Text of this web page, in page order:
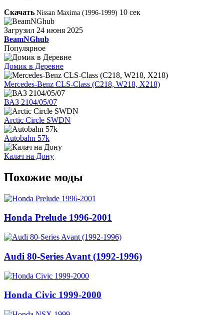
Скачать Nissan Maxima (1996-1999) 10 сек
Загрузил 24 июня 2025
BeamNGhub
Популярное
Домик в Деревне
Mercedes-Benz CLS-Class (C218, W218, X218)
ВАЗ 2104/05/07
Arctic Circle SWDN
Autobahn 57k
Калач на Дону
Похожие моды
Honda Prelude 1996-2001
Audi 80-Series Avant (1992-1996)
Honda Civic 1999-2000